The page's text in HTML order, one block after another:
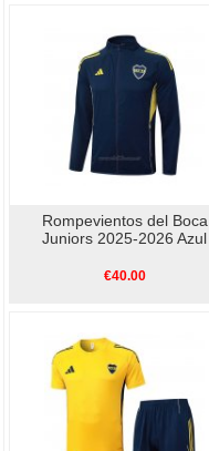
Rompevientos del Boca
Juniors 2025-2026 Azul
€40.00